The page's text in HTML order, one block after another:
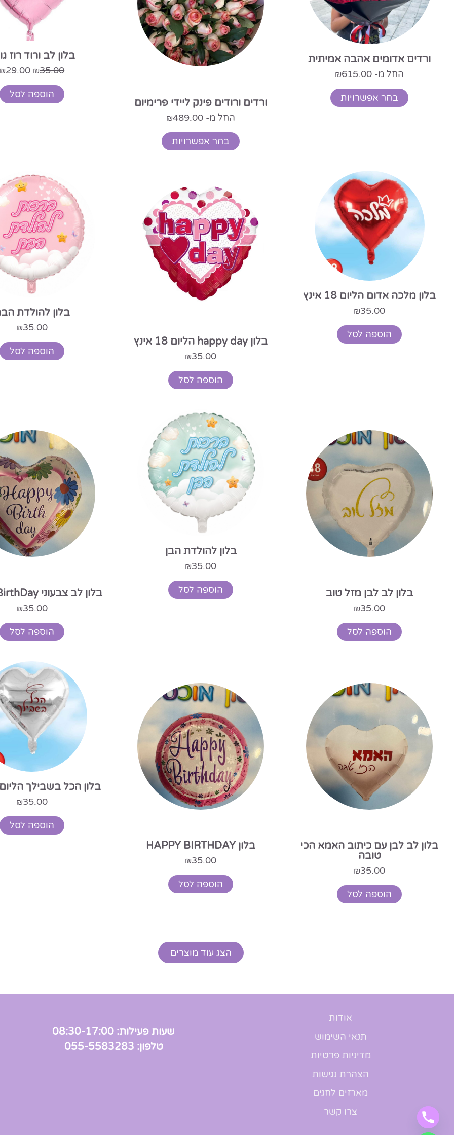
ורדים אדומים אהבה אמיתית
החל מ- ₪615.00
בחר אפשרויות ורדים ורודים פינק ליידי פרימיום
החל מ- ₪489.00
בחר אפשרויות
בלון לב ורוד רוז
₪35.00
29.00
הוספה לסל
בלון מלכה אדום הליום 18 אינץ
₪35.00
הוספה לסל
בלון happy day הליום 18 אינץ
₪35.00
הוספה לסל
בלון להולדת
₪35.00
הוספה לסל
בלון לב לבן מזל טוב
₪35.00
הוספה לסל
בלון להולדת הבן
₪35.00
הוספה לסל בלון לב צבעוני Happy BirthDay
₪35.00
הוספה לסל
בלון לב לבן עם כיתוב האמא הכי
טובה
₪35.00
הוספה לסל
בלון HAPPY BIRTHDAY
₪35.00
הוספה לסל
בלון הכל בשבילך הליום 18
₪35.00
הוספה לסל
הצג עוד מוצרים
אודות
תנאי השימוש
מדיניות פרטיות
הצהרת נגישות
מארזים לחגים
צרו קשר
שעות פעילות: 08:30-17:00
טלפון: 055-5583283